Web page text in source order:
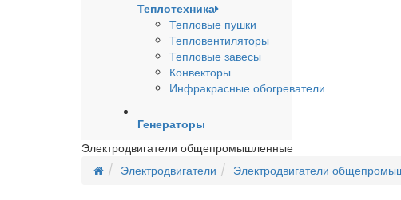
Теплотехника
Тепловые пушки
Тепловентиляторы
Тепловые завесы
Конвекторы
Инфракрасные обогреватели
Генераторы
Электродвигатели общепромышленные
Электродвигатели
Электродвигатели